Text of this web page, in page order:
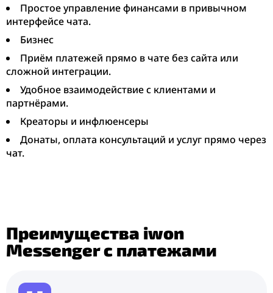
Простое управление финансами в привычном
интерфейсе чата.
Бизнес
Приём платежей прямо в чате без сайта или
сложной интеграции.
Удобное взаимодействие с клиентами и
партнёрами.
Креаторы и инфлюенсеры
Донаты, оплата консультаций и услуг прямо через
чат.
Преимущества iwon
Messenger с платежами